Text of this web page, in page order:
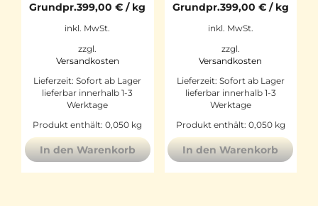
Grundpr.399,00€ / kg
inkl. MwSt.
zzgl.
Versandkosten
Lieferzeit:Sofort ab Lager
lieferbar innerhalb 1-3
Werktage
Produkt enthält: 0,050 kg
In den Warenkorb
Grundpr.399,00 €/ kg
inkl. MwSt.
zzgl.
Versandkosten
Lieferzeit: Sofort ab Lager
lieferbar innerhalb 1-3
Werktage
Produkt enthält: 0,050 kg
In den Warenkorb